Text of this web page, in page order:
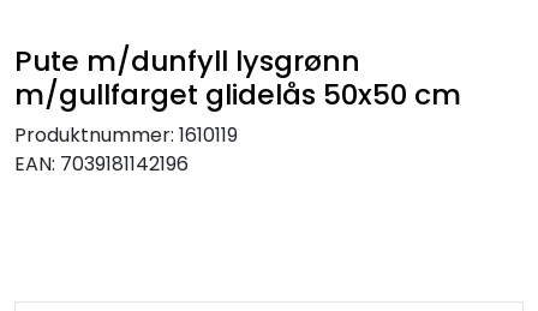
Pute m/dunfyll lysgrønn
m/gullfarget glidelås 50x50 cm
Produktnummer: 1610119
EAN: 7039181142196
ACCESSORIES
JUL